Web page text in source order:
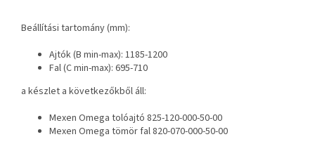
Beállítási tartomány (mm):
Ajtók (B min-max): 1185-1200
Fal (C min-max): 695-710
a készlet a következőkből áll:
Mexen Omega tolóajtó 825-120-000-50-00
Mexen Omega tömör fal 820-070-000-50-00